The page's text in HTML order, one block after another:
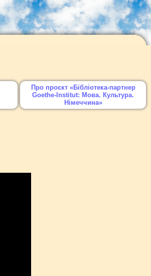
Про проєкт «Бібліотека-партнер
Goethe-Institut: Мова. Культура.
Німеччина»